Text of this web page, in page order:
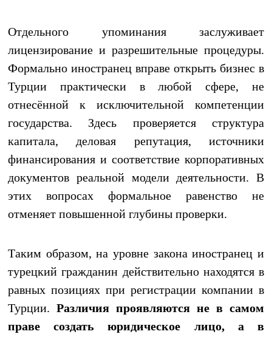
Отдельного упоминания заслуживает
лицензирование и разрешительные процедуры.
Формально иностранец вправе открыть бизнес в
Турции практически в любой сфере, не
отнесённой к исключительной компетенции
государства. Здесь проверяется структура
капитала, деловая репутация, источники
финансирования и соответствие корпоративных
документов реальной модели деятельности. В
этих вопросах формальное равенство не
отменяет повышенной глубины проверки.
Таким образом, на уровне закона иностранец и
турецкий гражданин действительно находятся в
равных позициях при регистрации компании в
Турции. Различия проявляются не в самом
праве создать юридическое лицо, а в